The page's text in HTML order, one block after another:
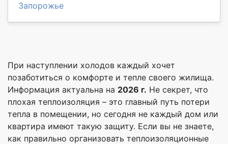
Запорожье
При наступлении холодов каждый хочет
позаботиться о комфорте и тепле своего жилища.
Информация актуальна на 2026 г. Не секрет, что
плохая теплоизоляция – это главный путь потери
тепла в помещении, но сегодня не каждый дом или
квартира имеют такую защиту. Если вы не знаете,
как правильно организовать теплоизоляционные